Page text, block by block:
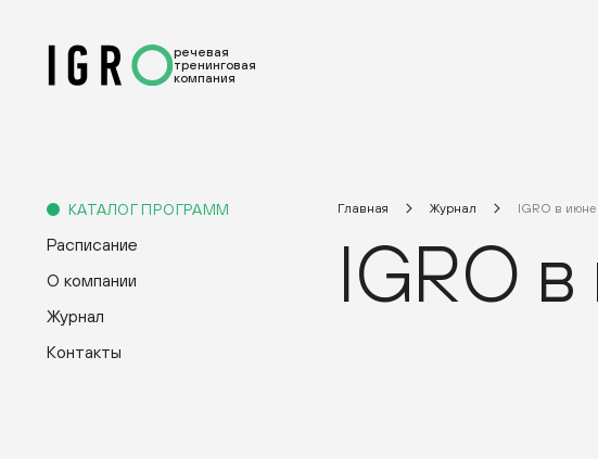
речевая
тренинговая
компания
КАТАЛОГ ПРОГРАММ
Расписание
О компании
Журнал
Контакты
Главная Журнал IGRO в
IGRO